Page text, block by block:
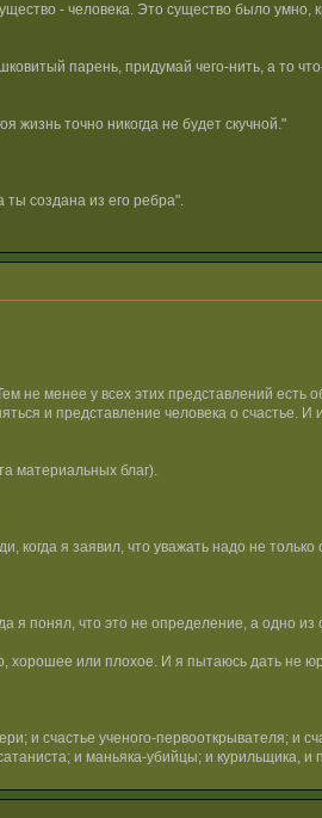
- человека. Это существо было умно,
парень, придумай чего-нить, а то
жизнь точно никогда не будет скучной."
ты создана из его ребра".
не менее у всех этих представлений есть
и представление человека о счастье. И
материальных благ).
когда я заявил, что уважать надо не
я понял, что это не определение, а одно
хорошее или плохое. И я пытаюсь дать не
и счастье ученого-первооткрывателя; и
и маньяка-убийцы; и курильщика, и